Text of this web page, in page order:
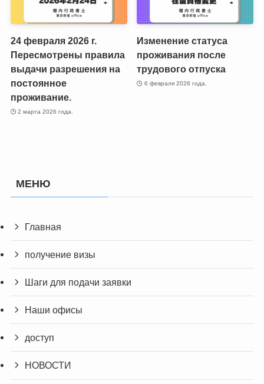
24 февраля 2026 г.
Пересмотрены правила
выдачи разрешения на
постоянное
проживание.
2 марта 2026 года.
Изменение статуса
проживания после
трудового отпуска
6 февраля 2026 года.
МЕНЮ
Главная
получение визы
Шаги для подачи заявки
Наши офисы
доступ
НОВОСТИ